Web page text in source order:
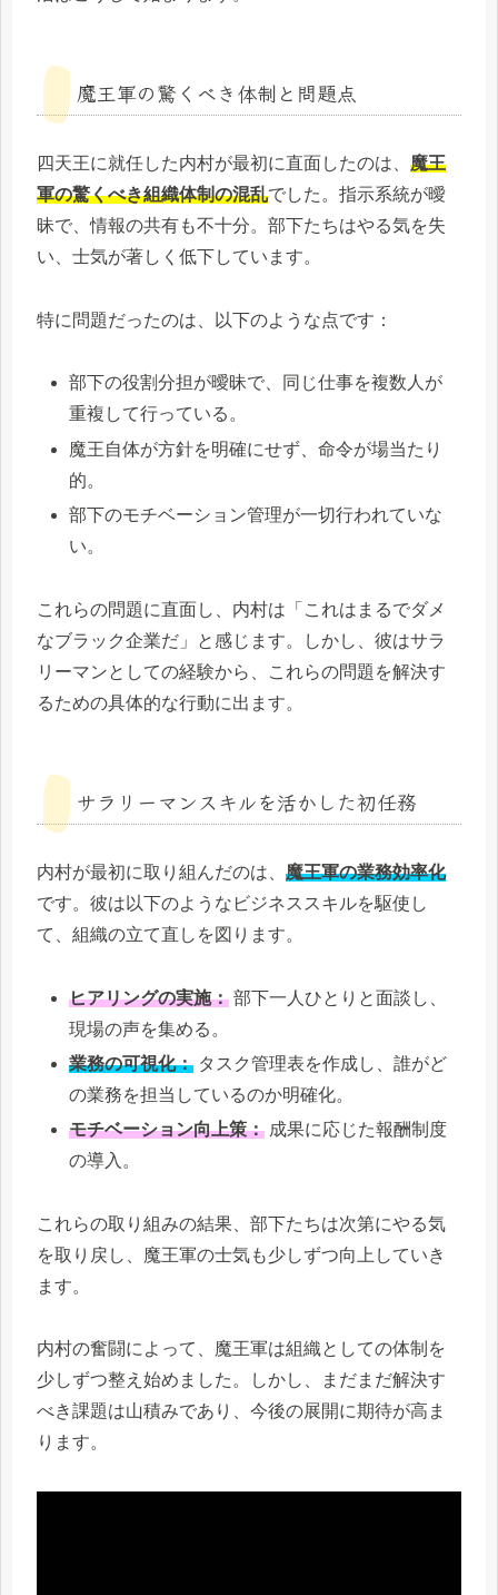
魔王軍の驚くべき体制と問題点
四天王に就任した内村が最初に直面したのは、 魔王
軍の驚くべき組織体制の混乱でした。指示系統が曖
昧で、情報の共有も不十分。部下たちはやる気を失
い、士気が著しく低下しています。
特に問題だったのは、以下のような点です：
部下の役割分担が曖昧で、同じ仕事を複数人が
重複して行っている。
魔王自体が方針を明確にせず、命令が場当たり
的。
部下のモチベーション管理が一切行われていな
い。
これらの問題に直面し、内村は「これはまるでダメ
なブラック企業だ」と感じます。しかし、彼はサラ
リーマンとしての経験から、これらの問題を解決す
るための具体的な行動に出ます。
サラリーマンスキルを活かした初任務
内村が最初に取り組んだのは、 魔王軍の業務効率化
です。彼は以下のようなビジネススキルを駆使し
て、組織の立て直しを図ります。
ヒアリングの実施： 部下一人ひとりと面談し、
現場の声を集める。
業務の可視化： タスク管理表を作成し、誰がど
の業務を担当しているのか明確化。
モチベーション向上策： 成果に応じた報酬制度
の導入。
これらの取り組みの結果、部下たちは次第にやる気
を取り戻し、魔王軍の士気も少しずつ向上していき
ます。
内村の奮闘によって、魔王軍は組織としての体制を
少しずつ整え始めました。しかし、まだまだ解決す
べき課題は山積みであり、今後の展開に期待が高ま
ります。